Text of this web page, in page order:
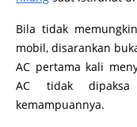
Bila tidak
mobil, disarankan
AC pertama kali
AC tidak
kemampuannya.